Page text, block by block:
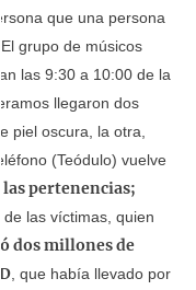
que una persona
grupo de músicos
las 9:30 a 10:00 de la
llegaron dos
piel oscura, la otra,
(Teódulo) vuelve
las pertenencias;
de las víctimas, quien
dos millones de
, que había llevado por